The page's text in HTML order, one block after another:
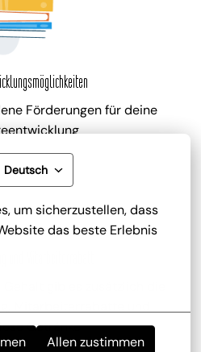
Deutsch
um sicherzustellen, dass
das beste Erlebnis
Allen zustimmen
Förderungen für deine
gib es zusätzlich die
Getränke